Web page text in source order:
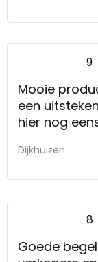
9
Mooie
een
hier nog
Dijkhuizen
8
Goede